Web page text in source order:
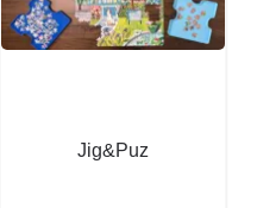
Jig&Puz